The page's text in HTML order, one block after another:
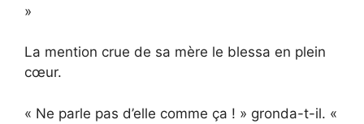
»
La mention crue de sa mère le blessa en plein
cœur.
« Ne parle pas d’elle comme ça ! » gronda-t-il. «